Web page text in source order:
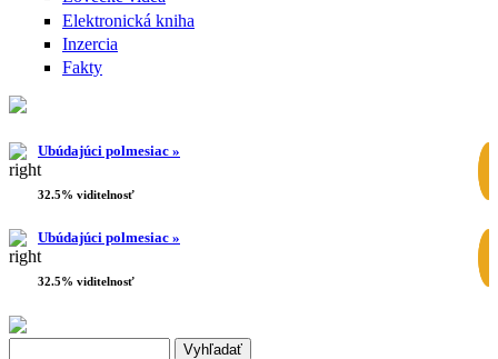
Elektronická kniha
Inzercia
Fakty
Ubúdajúci polmesiac »
32.5% viditelnosť
Ubúdajúci polmesiac »
32.5% viditelnosť